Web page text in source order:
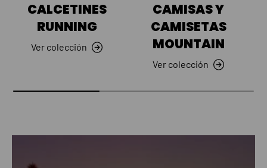
CALCETINES
RUNNING
Ver colección
CAMISAS Y
CAMISETAS
MOUNTAIN
Ver colección